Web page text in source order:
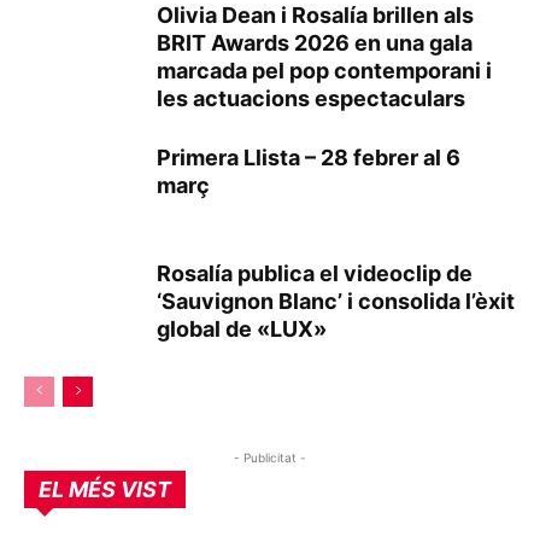
Olivia Dean i Rosalía brillen als
BRIT Awards 2026 en una gala
marcada pel pop contemporani i
les actuacions espectaculars
Primera Llista – 28 febrer al 6
març
Rosalía publica el videoclip de
‘Sauvignon Blanc’ i consolida l’èxit
global de «LUX»
- Publicitat -
EL MÉS VIST